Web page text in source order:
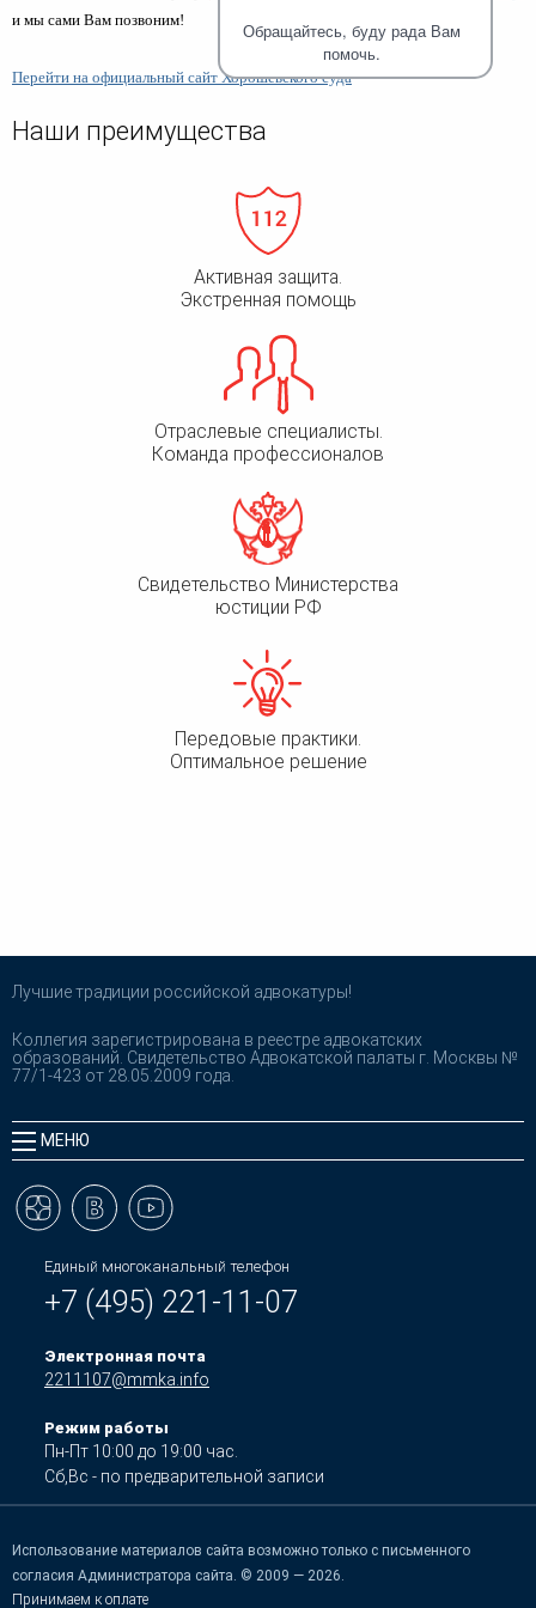
Обращайтесь, буду рада Вам
помочь.
Видео ММКА
Миграционное право
Недвижимость
Неимущественные права
Для юридических лиц
Страховые споры
Таможенный адвокат
и мы сами Вам позвоним!
Перейти на официальный сайт Хорошевского суда
Наши преимущества
Активная защита.
Экстренная помощь
Отраслевые специалисты.
Команда профессионалов
Свидетельство Министерства
юстиции РФ
Передовые практики.
Оптимальное решение
Лучшие традиции российской адвокатуры!
Коллегия зарегистрирована в реестре адвокатских
образований. Свидетельство Адвокатской палаты г. Москвы №
77/1-423 от 28.05.2009 года.
МЕНЮ
Единый многоканальный телефон
+7 (495) 221-11-07
Электронная почта
2211107@mmka.info
Режим работы
Пн-Пт 10:00 до 19:00 час.
Сб,Вс - по предварительной записи
Использование материалов сайта возможно только с письменного
согласия Администратора сайта. © 2009 — 2026.
Принимаем к оплате